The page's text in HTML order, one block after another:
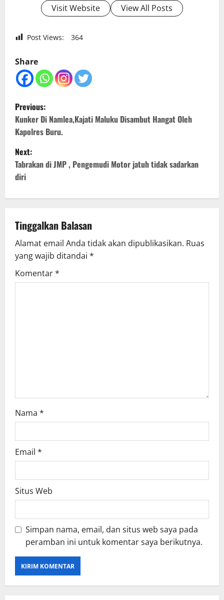
Visit Website View All Posts
Post Views: 364
Share
P
o
s
t
n
v
i
g
Previous:
Kunker Di Namlea,Kajati Maluku Disambut Hangat Oleh
Kapolres Buru.
Next:
Tabrakan di JMP , Pengemudi Motor jatuh tidak sadarkan
diri
Tinggalkan Balasan
Alamat email Anda tidak akan dipublikasikan. Ruas
yang wajib ditandai *
Komentar*
Nama *
Email *
Situs Web
Simpan nama, email, dan situs web saya pada
peramban ini untuk komentar saya berikutnya.